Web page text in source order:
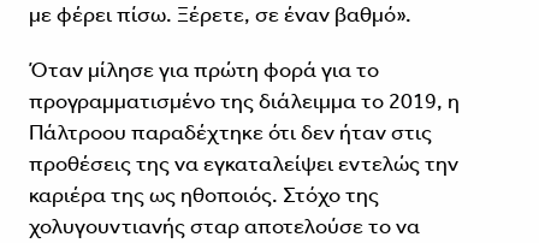
με φέρει πίσω. Ξέρετε, σε έναν βαθμό».
Όταν μίλησε για πρώτη φορά για το
προγραμματισμένο της διάλειμμα το 2019, η
Πάλτροου παραδέχτηκε ότι δεν ήταν στις
προθέσεις της να εγκαταλείψει εντελώς την
καριέρα της ως ηθοποιός. Στόχο της
χολυγουντιανής σταρ αποτελούσε το να